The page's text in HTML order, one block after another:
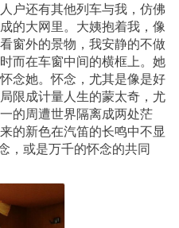
户还有其他列车与我，仿佛
的大网里。大姨抱着我，像
窗外的景物，我安静的不做
而在车窗中间的横框上。她
念她。怀念，尤其是像是好
限成计量人生的蒙太奇，尤
的周遭世界隔离成两处茫
的新色在汽笛的长鸣中不显
，或是万千的怀念的共同